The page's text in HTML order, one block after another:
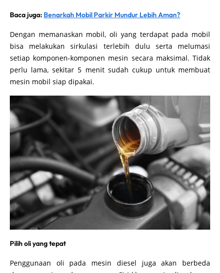
Baca juga: Benarkah Mobil Parkir Mundur Lebih Aman?
Dengan memanaskan mobil, oli yang terdapat pada mobil
bisa melakukan sirkulasi terlebih dulu serta melumasi
setiap komponen-komponen mesin secara maksimal. Tidak
perlu lama, sekitar 5 menit sudah cukup untuk membuat
mesin mobil siap dipakai.
Pilih oli yang tepat
Penggunaan oli pada mesin diesel juga akan berbeda